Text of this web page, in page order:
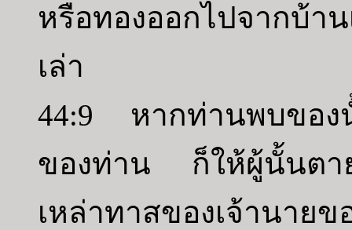
หรือทองออกไปจากบ้า
เล่า
44:9 หากท่านพบของ
ของท่าน ก็ให้ผู้นั้นตา
เหล่าทาสของเจ้านายข